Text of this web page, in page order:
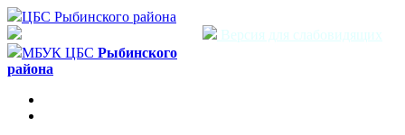
ЦБС Рыбинского района
Версия для слабовидящих
МБУК ЦБС Рыбинского
района